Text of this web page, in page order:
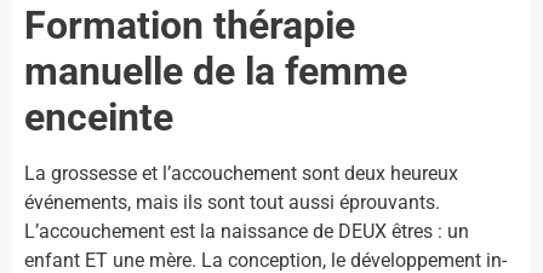
Formation thérapie
manuelle de la femme
enceinte
La grossesse et l’accouchement sont deux heureux
événements, mais ils sont tout aussi éprouvants.
L’accouchement est la naissance de DEUX êtres : un
enfant ET une mère. La conception, le développement in-